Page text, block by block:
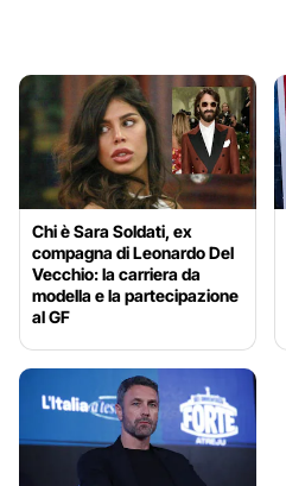
Chi è Sara Soldati, ex
compagna di Leonardo Del
Vecchio: la carriera da
modella e la partecipazione
al GF